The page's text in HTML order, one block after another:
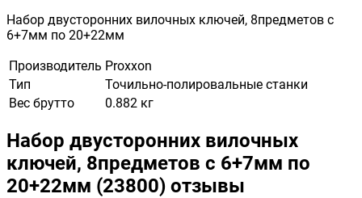
Набор двусторонних вилочных ключей, 8предметов с
6+7мм по 20+22мм
Производитель Proxxon
Тип
Точильно-полировальные станки
Вес брутто
0.882 кг
Набор двусторонних вилочных
ключей, 8предметов с 6+7мм по
20+22мм (23800) отзывы